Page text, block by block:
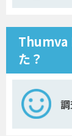
Thumva
た？
調